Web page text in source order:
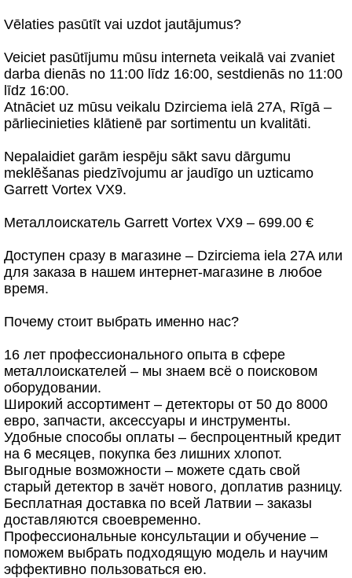
Vēlaties pasūtīt vai uzdot jautājumus?
Veiciet pasūtījumu mūsu interneta veikalā vai zvaniet
darba dienās no 11:00 līdz 16:00, sestdienās no 11:00
līdz 16:00.
Atnāciet uz mūsu veikalu Dzirciema ielā 27A, Rīgā –
pārliecinieties klātienē par sortimentu un kvalitāti.
Nepalaidiet garām iespēju sākt savu dārgumu
meklēšanas piedzīvojumu ar jaudīgo un uzticamo
Garrett Vortex VX9.
Металлоискатель Garrett Vortex VX9 – 699.00 €
Доступен сразу в магазине – Dzirciema iela 27A или
для заказа в нашем интернет-магазине в любое
время.
Почему стоит выбрать именно нас?
16 лет профессионального опыта в сфере
металлоискателей – мы знаем всё о поисковом
оборудовании.
Широкий ассортимент – детекторы от 50 до 8000
евро, запчасти, аксессуары и инструменты.
Удобные способы оплаты – беспроцентный кредит
на 6 месяцев, покупка без лишних хлопот.
Выгодные возможности – можете сдать свой
старый детектор в зачёт нового, доплатив разницу.
Бесплатная доставка по всей Латвии – заказы
доставляются своевременно.
Профессиональные консультации и обучение –
поможем выбрать подходящую модель и научим
эффективно пользоваться ею.